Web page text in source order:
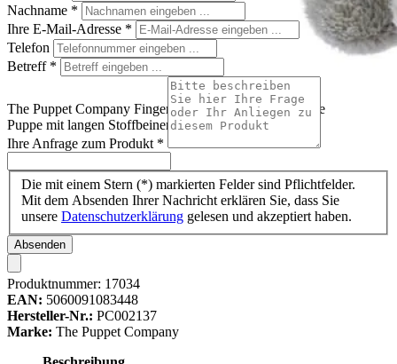
The Puppet Company Fingerpuppe Nilpferd, weiß-graue
Puppe mit langen Stoffbeinen und Schwanzquaste
Nachname *
Ihre E-Mail-Adresse *
Telefon
Betreff *
Ihre Anfrage zum Produkt *
Die mit einem Stern (*) markierten Felder sind Pflichtfelder.
Mit dem Absenden Ihrer Nachricht erklären Sie, dass Sie
unsere Datenschutzerklärung gelesen und akzeptiert haben.
Absenden
Produktnummer: 17034
EAN: 5060091083448
Hersteller-Nr.: PC002137
Marke: The Puppet Company